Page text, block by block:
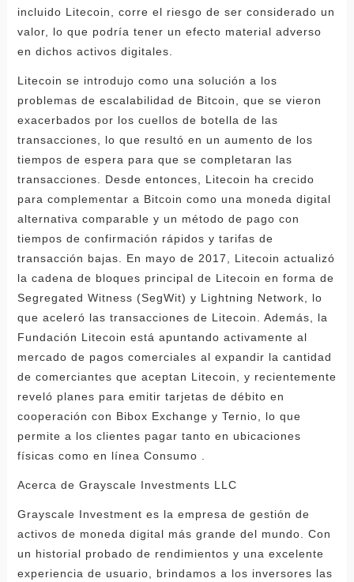
incluido Litecoin, corre el riesgo de ser considerado un
valor, lo que podría tener un efecto material adverso
en dichos activos digitales.
Litecoin se introdujo como una solución a los
problemas de escalabilidad de Bitcoin, que se vieron
exacerbados por los cuellos de botella de las
transacciones, lo que resultó en un aumento de los
tiempos de espera para que se completaran las
transacciones. Desde entonces, Litecoin ha crecido
para complementar a Bitcoin como una moneda digital
alternativa comparable y un método de pago con
tiempos de confirmación rápidos y tarifas de
transacción bajas. En mayo de 2017, Litecoin actualizó
la cadena de bloques principal de Litecoin en forma de
Segregated Witness (SegWit) y Lightning Network, lo
que aceleró las transacciones de Litecoin. Además, la
Fundación Litecoin está apuntando activamente al
mercado de pagos comerciales al expandir la cantidad
de comerciantes que aceptan Litecoin, y recientemente
reveló planes para emitir tarjetas de débito en
cooperación con Bibox Exchange y Ternio, lo que
permite a los clientes pagar tanto en ubicaciones
físicas como en línea Consumo .
Acerca de Grayscale Investments LLC
Grayscale Investment es la empresa de gestión de
activos de moneda digital más grande del mundo. Con
un historial probado de rendimientos y una excelente
experiencia de usuario, brindamos a los inversores las